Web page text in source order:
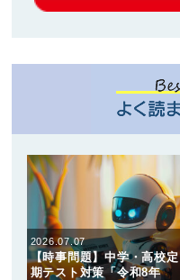
2026.07.07
【時事問題】中学・高校定
期テスト対策「令和8年